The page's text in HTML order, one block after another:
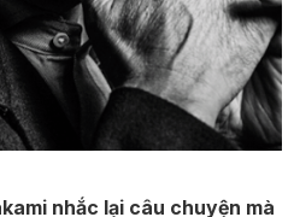
nhắc lại câu chuyện mà